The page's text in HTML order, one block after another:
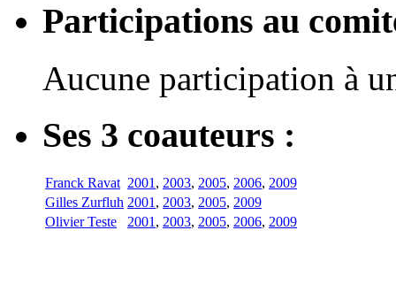
Participations au
Aucune participation à
Ses 3 coauteurs :
Franck Ravat 2001 , 2003, 2005, 2006, 2009
Gilles Zurfluh 2001 , 2003, 2005, 2009
Olivier Teste
2001 , 2003, 2005, 2006, 2009